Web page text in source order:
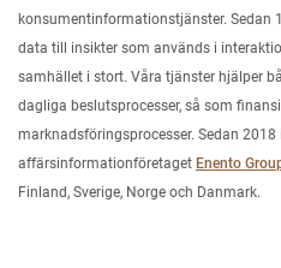
konsumentinformationstjänster. Sedan
data till insikter som används i
samhället i stort. Våra tjänster hjälper
dagliga beslutsprocesser, så som
marknadsföringsprocesser. Sedan 2018
affärsinformationföretaget Enento
Finland, Sverige, Norge och Danmark.